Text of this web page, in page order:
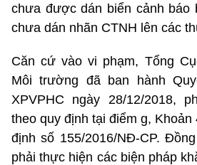
chưa được dán biển cảnh báo
chưa dán nhãn CTNH lên các
Căn cứ vào vi phạm, Tổng
Môi trường đã ban hành
XPVPHC ngày 28/12/2018,
theo quy định tại điểm g,
định số 155/2016/NĐ-CP.
phải thực hiện các biện pháp